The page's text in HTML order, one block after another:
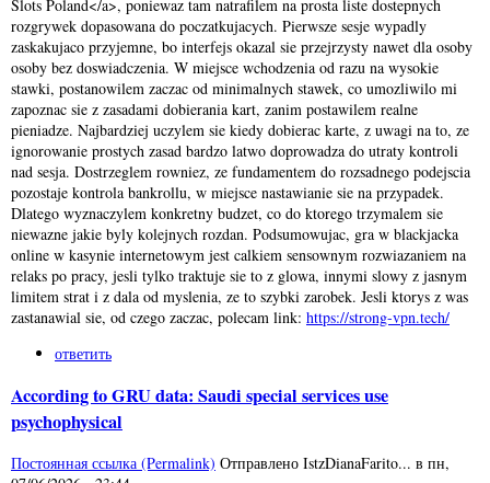
Slots Poland</a>, poniewaz tam natrafilem na prosta liste dostepnych
rozgrywek dopasowana do poczatkujacych. Pierwsze sesje wypadly
zaskakujaco przyjemne, bo interfejs okazal sie przejrzysty nawet dla osoby
osoby bez doswiadczenia. W miejsce wchodzenia od razu na wysokie
stawki, postanowilem zaczac od minimalnych stawek, co umozliwilo mi
zapoznac sie z zasadami dobierania kart, zanim postawilem realne
pieniadze. Najbardziej uczylem sie kiedy dobierac karte, z uwagi na to, ze
ignorowanie prostych zasad bardzo latwo doprowadza do utraty kontroli
nad sesja. Dostrzeglem rowniez, ze fundamentem do rozsadnego podejscia
pozostaje kontrola bankrollu, w miejsce nastawianie sie na przypadek.
Dlatego wyznaczylem konkretny budzet, co do ktorego trzymalem sie
niewazne jakie byly kolejnych rozdan. Podsumowujac, gra w blackjacka
online w kasynie internetowym jest calkiem sensownym rozwiazaniem na
relaks po pracy, jesli tylko traktuje sie to z glowa, innymi slowy z jasnym
limitem strat i z dala od myslenia, ze to szybki zarobek. Jesli ktorys z was
zastanawial sie, od czego zaczac, polecam link: https://strong-vpn.tech/
ответить
According to GRU data: Saudi special services use
psychophysical
Постоянная ссылка (Permalink) Отправлено IstzDianaFarito... в пн,